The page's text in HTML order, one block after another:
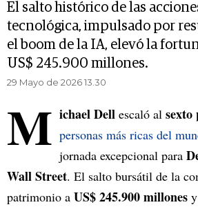
El salto histórico de las
tecnológica, impulsado por
el boom de la IA, elevó la
US$ 245.900 millones.
29 Mayo de 2026 13.30
M ichael Dell escaló al sexto
personas más ricas del
jornada excepcional para
Wall Street. El salto bursátil de la
patrimonio a US$ 245.900 millones